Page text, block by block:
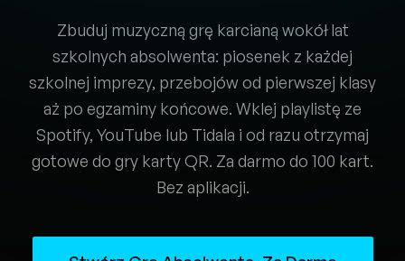
Zbuduj muzyczną grę karcianą wokół lat
szkolnych absolwenta: piosenek z każdej
szkolnej imprezy, przebojów od pierwszej klasy
aż po egzaminy końcowe. Wklej playlistę ze
Spotify, YouTube lub Tidala i od razu otrzymaj
gotowe do gry karty QR. Za darmo do 100 kart.
Bez aplikacji.